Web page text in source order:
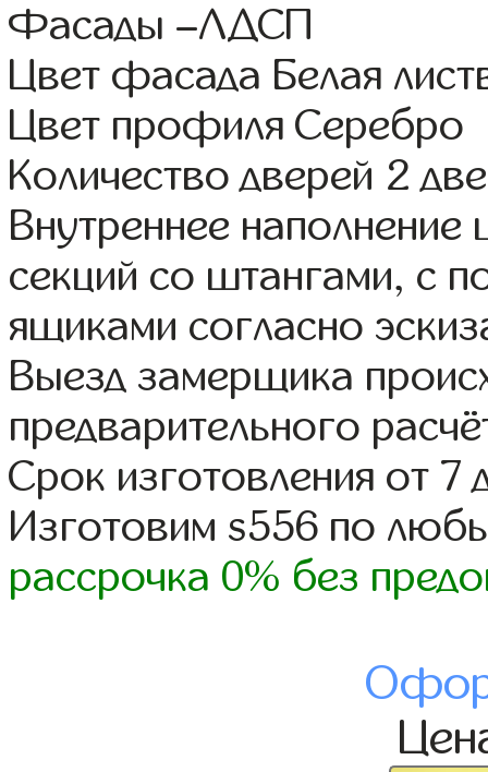
Фасады –ЛДСП
Цвет фасада Белая
Цвет профиля Серебро
Количество дверей 2
Внутреннее
секций со штангами, с
ящиками согласно
Выезд замерщика
предварительного
Срок изготовления от 7
Изготовим s556 по
рассрочка 0% без